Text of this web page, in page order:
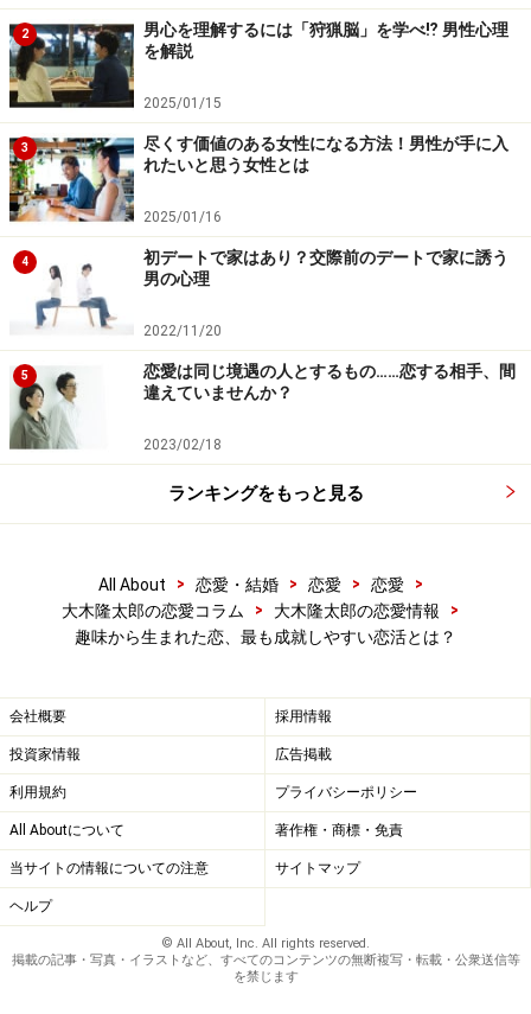
2
男心を理解するには「狩猟脳」を学べ⁉ 男性心理
を解説
2025/01/15
3
尽くす価値のある女性になる方法！男性が手に入
れたいと思う女性とは
2025/01/16
4
初デートで家はあり？交際前のデートで家に誘う
男の心理
2022/11/20
5
恋愛は同じ境遇の人とするもの……恋する相手、間
違えていませんか？
2023/02/18
ランキングをもっと見る
All About > 恋愛・結婚 > 恋愛 > 恋愛
>
大木隆太郎の恋愛コラム
> 大木隆太郎の恋愛情報
>
趣味から生まれた恋、最も成就しやすい恋活とは？
会社概要 採用情報
投資家情報 広告掲載
利用規約 プライバシーポリシー
All Aboutについて 著作権・商標・免責
当サイトの情報についての注意 サイトマップ
ヘルプ
© All About, Inc. All rights reserved.
掲載の記事・写真・イラストなど、すべてのコンテンツの無断複写・転載・公衆送信等
を禁じます